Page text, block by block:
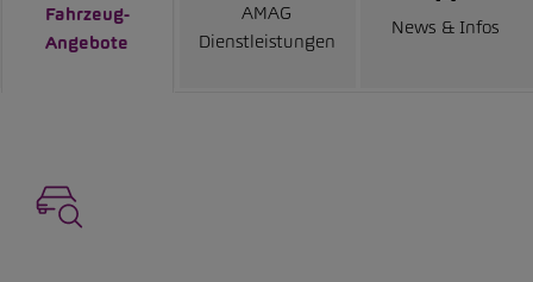
Fahrzeug-
Angebote
AMAG
Dienstleistungen
News & Infos